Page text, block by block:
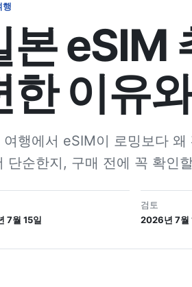
행
본 eSIM
한 이유
여행에서 eSIM이 로밍보다
단순한지, 구매 전에 꼭 확인
7월 15일
검토
2026년 7월